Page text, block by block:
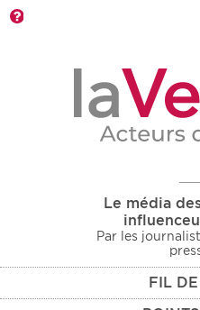
Le média
Par les
FIL
Rendez-vous des 7
prochains jours
Recherche par mots clés